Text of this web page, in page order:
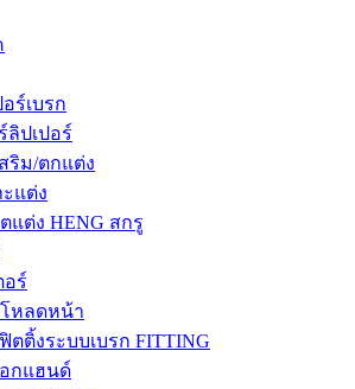
ร์เบรก
ลิปเปอร์
ริม/ตกแต่ง
ะแต่ง
แต่ง HENG สกรู
อร์
หลดหน้า
ตติ้งระบบเบรก FITTING
กแฮนด์